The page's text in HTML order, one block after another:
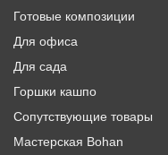
Готовые композиции
Для офиса
Для сада
Горшки кашпо
Сопутствующие товары
Мастерская Bohan